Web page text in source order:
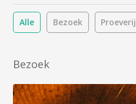
Alle Bezoek Proeverij
Bezoek